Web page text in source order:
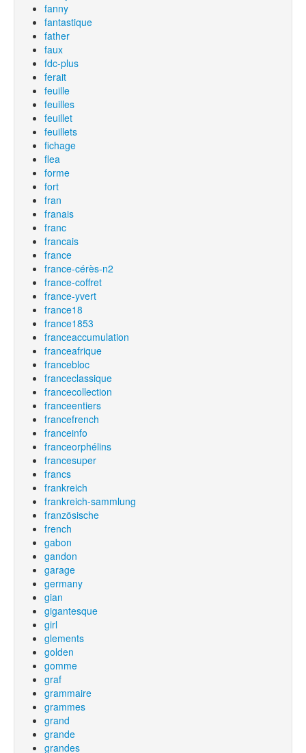
fanny
fantastique
father
faux
fdc-plus
ferait
feuille
feuilles
feuillet
feuillets
fichage
flea
forme
fort
fran
franais
franc
francais
france
france-cérès-n2
france-coffret
france-yvert
france18
france1853
franceaccumulation
franceafrique
francebloc
franceclassique
francecollection
franceentiers
francefrench
franceinfo
franceorphélins
francesuper
francs
frankreich
frankreich-sammlung
französische
french
gabon
gandon
garage
germany
gian
gigantesque
girl
glements
golden
gomme
graf
grammaire
grammes
grand
grande
grandes